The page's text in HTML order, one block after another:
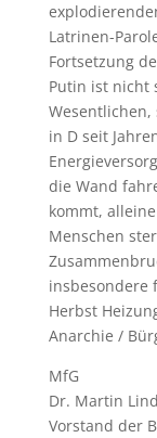
Latrinen-
Fortsetzung
Putin ist nicht
in D seit
die Wand
kommt,
Menschen
insbesondere
Herbst
Anarchie /
MfG
Dr. Martin
Vorstand der